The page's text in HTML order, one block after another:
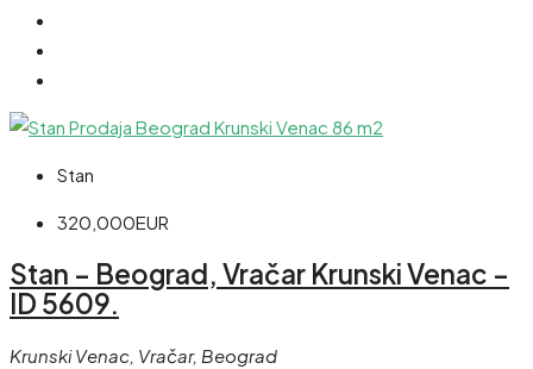
Stan
320,000EUR
Stan – Beograd, Vračar Krunski Venac –
ID 5609.
Krunski Venac, Vračar, Beograd